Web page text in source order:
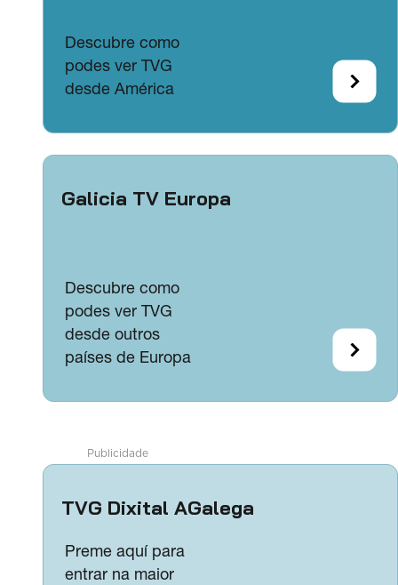
Descubre como
podes ver TVG
desde América
Galicia TV Europa
Descubre como
podes ver TVG
desde outros
países de Europa
Publicidade
TVG Dixital AGalega
Preme aquí para
entrar na maior